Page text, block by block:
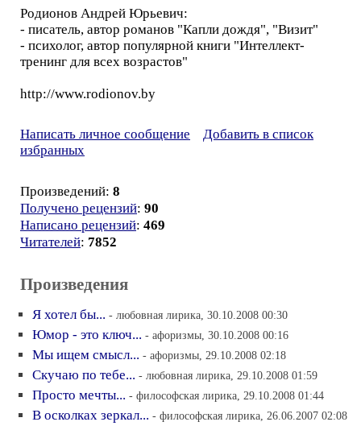
Родионов Андрей Юрьевич:
- писатель, автор романов "Капли дождя", "Визит"
- психолог, автор популярной книги "Интеллект-
тренинг для всех возрастов"
http://www.rodionov.by
Написать личное сообщение
Добавить в список
избранных
Произведений: 8
Получено рецензий: 90
Написано рецензий: 469
Читателей: 7852
Произведения
Я хотел бы... - любовная лирика, 30.10.2008 00:30
Юмор - это ключ... - афоризмы, 30.10.2008 00:16
Мы ищем смысл... - афоризмы, 29.10.2008 02:18
Скучаю по тебе... - любовная лирика, 29.10.2008 01:59
Просто мечты... - философская лирика, 29.10.2008 01:44
В осколках зеркал... - философская лирика, 26.06.2007 02:08